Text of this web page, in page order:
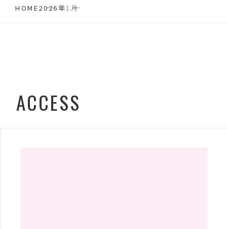
HOME2026年1月
ACCESS